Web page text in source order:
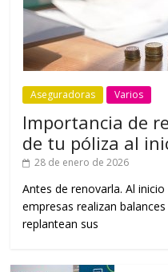
Aseguradoras Varios
Importancia de
de tu póliza al
28 de enero de 2026
Antes de renovarla. Al
empresas realizan
replantean sus